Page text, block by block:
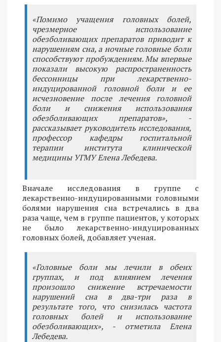
«Помимо учащения головных болей,
чрезмерное использование
обезболивающих препаратов приводит к
нарушениям сна, а ночные головные боли
способствуют пробуждениям. Мы впервые
показали высокую распространенность
бессонницы при лекарственно-
индуцированной головной боли и ее
исчезновение после лечения головной
боли и снижения использования
обезболивающих препаратов», -
рассказывает руководитель исследования,
профессор кафедры госпитальной
терапии института клинической
медицины УГМУ Елена Лебедева.
Вначале исследования в группе с
лекарственно-индуцированными головными
болями нарушения сна встречались в два
раза чаще, чем в группе пациентов, у которых
не было лекарственно-индуцированных
головных болей, добавляет ученая.
«Головные боли мы лечили в обеих
группах, и под влиянием лечения
произошло снижение встречаемости
нарушений сна в два-три раза в
результате того, что снизилась частота
головных болей и использование
обезболивающих», - отметила Елена
Лебедева.